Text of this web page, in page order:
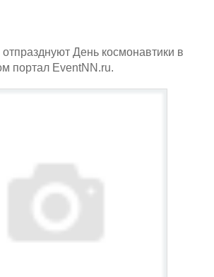
День космонавтики в
портал EventNN.ru.